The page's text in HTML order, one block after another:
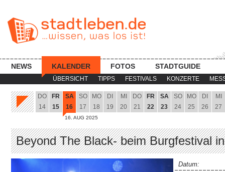
ÜBERSICHT TIPPS FESTIVALS KONZERTE
NEWS KALENDER FOTOS STADTGUIDE
DO
14
FR
15
SA
16
16. AUG 2025
SO
17
MO
18
DI
19
MI
20
DO
21
FR
22
SA
23
SO
24
MO
25
DI
26
MI
27
Beyond The Black- beim Burgfestival
Datum: